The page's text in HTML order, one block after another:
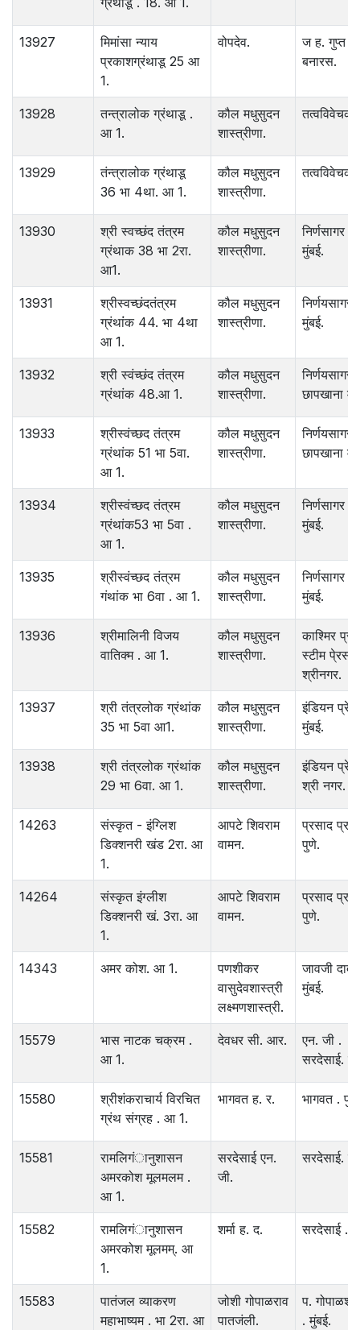
13927
मिमांसा न्याय
प्रकाशग्रंथाडू 25 आ
1.
वोपदेव.
ज ह. गुप्त .
बनारस.
13928
तन्त्रालोक ग्रंथाडू .
आ 1.
कौल मधुसुदन
शास्त्रीणा.
तत्वविवेचक
13929
तंन्त्रालोक ग्रंथाडू
36 भा 4था. आ 1.
कौल मधुसुदन
शास्त्रीणा.
तत्वविवेचक
13930
श्री स्वच्छंद तंत्रम
ग्रंथाक 38 भा 2रा.
आ1.
कौल मधुसुदन
शास्त्रीणा.
निर्णसागर
मुंबई.
13931
श्रीस्वच्छंदतंत्रम
ग्रंथांंक 44. भा 4था
आ 1.
कौल मधुसुदन
शास्त्रीणा.
मुंबई.
13932
श्री स्वंच्छंद तंत्रम
ग्रंथांक 48.आ 1.
कौल मधुसुदन
शास्त्रीणा.
निर्णयसागर
छापखाना
13933
श्रीस्वंच्छद तंत्रम
ग्रंथांक 51 भा 5वा.
आ 1.
कौल मधुसुदन
शास्त्रीणा.
निर्णयसागर
छापखाना
13934
श्रीस्वंच्छद तंत्रम
ग्रंथांक53 भा 5वा .
आ 1.
कौल मधुसुदन
शास्त्रीणा.
निर्णसागर
मुंबई.
13935
श्रीस्वंच्छद तंत्रम
गंथांक भा 6वा . आ 1.
कौल मधुसुदन
शास्त्रीणा.
निर्णसागर
मुंबई.
13936
श्रीमालिनी विजय
वातिक्म . आ 1.
कौल मधुसुदन
शास्त्रीणा.
काश्मिर
स्टीम पे्रस.
श्रीनगर.
13937
श्री तंत्रलोक ग्रंथांक
35 भा 5वा आ1.
कौल मधुसुदन
शास्त्रीणा.
इंडियन
मुंंबई.
13938
श्री तंत्रलोक ग्रंथांक
29 भा 6वा. आ 1.
कौल मधुसुदन
शास्त्रीणा.
इंडियन
श्री नगर.
14263
संस्कृत - इंग्लिश
डिक्शनरी खंड 2रा. आ
1.
आपटे शिवराम
वामन.
प्रसाद
पुणे.
14264
संस्कृत इंग्लीश
डिक्शनरी खं. 3रा. आ
1.
आपटे शिवराम
वामन.
प्रसाद
पुणे.
14343 अमर कोश. आ 1.
पणशीकर
वासुदेवशास्त्री
लक्ष्मणशास्त्री.
जावजी
मुंबई.
15579
भास नाटक चक्रम .
आ 1.
देवधर सी. आर.
एन. जी .
सरदेसाई.
15580
श्रीशंकराचार्य विरचित
ग्रंथ संग्रह . आ 1.
भागवत ह. र. भागवत .
15581
रामलिगंानुशासन
अमरकोश मूलमलम .
आ 1.
सरदेसाई एन.
जी.
सरदेसाई.
15582
रामलिगंानुशासन
अमरकोश मूलमम्. आ
1.
शर्मा ह. द. सरदेसाई .
15583
पातंजल व्याकरण
महाभाष्यम . भा 2रा. आ
जोशी गोपाळराव
पातजंली.
प.
. मुंबई.